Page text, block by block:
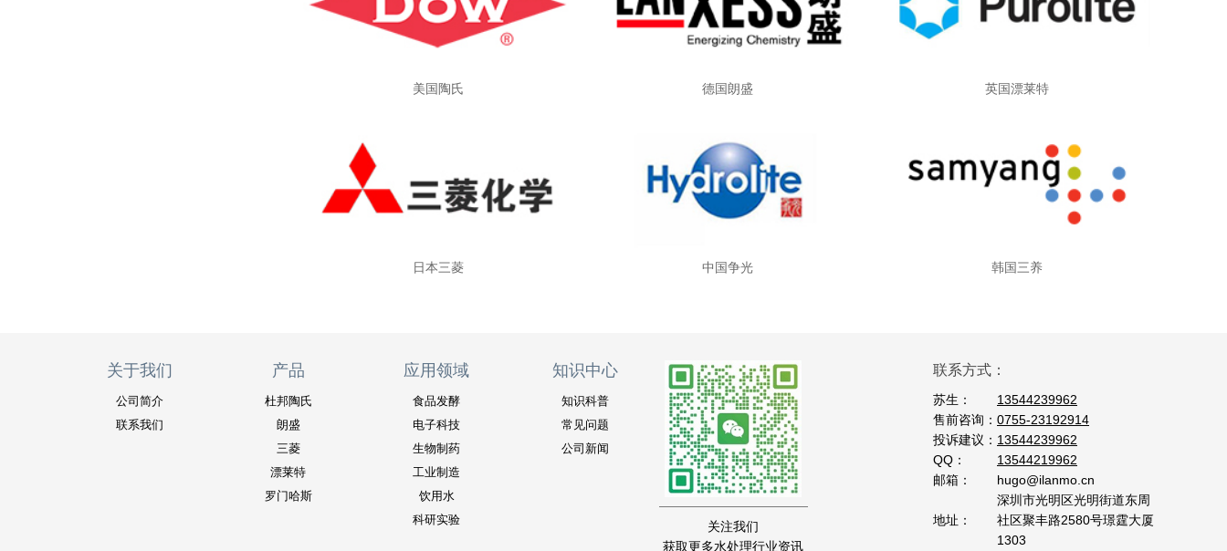
美国陶氏 德国朗盛 英国漂莱特
日本三菱 中国争光 韩国三养
关于我们
公司简介
联系我们
产品
杜邦陶氏
朗盛
三菱
漂莱特
罗门哈斯
应用领域
食品发酵
电子科技
生物制药
工业制造
饮用水
科研实验
知识中心
知识科普
常见问题
公司新闻
关注我们
获取更多水处理行业资讯
联系方式：
苏生：
13544239962
售前咨询： 0755-23192914
投诉建议： 13544239962
QQ：
13544219962
邮箱：
hugo@ilanmo.cn
地址：
深圳市光明区光明街道东周
社区聚丰路2580号璟霆大厦
1303